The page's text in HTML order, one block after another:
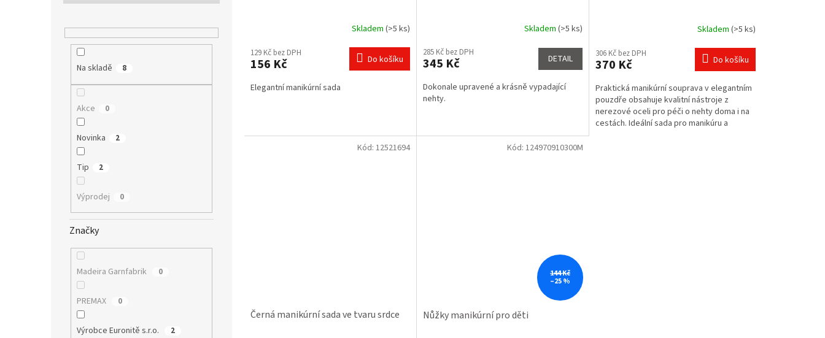
Na skladě 8
Akce 0
Novinka 2
Tip 2
Výprodej 0
Značky
Madeira Garnfabrik 0
PREMAX 0
Výrobce Euronitě s.r.o. 2
Skladem (>5 ks)
129 Kč bez DPH
156 Kč Do košíku
Elegantní manikúrní sada
Skladem (>5 ks)
285 Kč bez DPH
345 Kč DETAIL
Dokonale upravené a krásně vypadající
nehty.
Skladem (>5 ks)
306 Kč bez DPH
370 Kč Do košíku
Praktická manikúrní souprava v elegantním
pouzdře obsahuje kvalitní nástroje z
nerezové oceli pro péči o nehty doma i na
cestách. Ideální sada pro manikúru a
Černá manikúrní sada ve tvaru srdce
Kód: 12521694
144 Kč
–25 %
Nůžky manikúrní pro děti
Kód: 124970910300M